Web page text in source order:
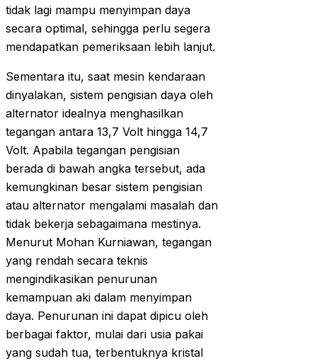
tidak lagi mampu menyimpan daya
secara optimal, sehingga perlu segera
mendapatkan pemeriksaan lebih lanjut.
Sementara itu, saat mesin kendaraan
dinyalakan, sistem pengisian daya oleh
alternator idealnya menghasilkan
tegangan antara 13,7 Volt hingga 14,7
Volt. Apabila tegangan pengisian
berada di bawah angka tersebut, ada
kemungkinan besar sistem pengisian
atau alternator mengalami masalah dan
tidak bekerja sebagaimana mestinya.
Menurut Mohan Kurniawan, tegangan
yang rendah secara teknis
mengindikasikan penurunan
kemampuan aki dalam menyimpan
daya. Penurunan ini dapat dipicu oleh
berbagai faktor, mulai dari usia pakai
yang sudah tua, terbentuknya kristal